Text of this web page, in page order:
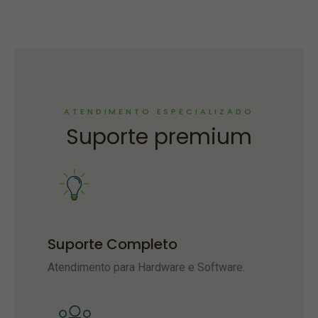
ATENDIMENTO ESPECIALIZADO
Suporte premium
Suporte Completo
Atendimento para Hardware e Software.